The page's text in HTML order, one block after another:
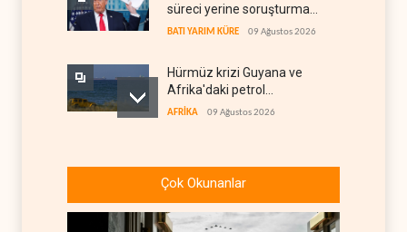
süreci yerine soruşturma
hazırlıyor
BATI YARIM KÜRE 09 Ağustos 2026
Hürmüz krizi Guyana ve
Afrika'daki petrol
üreticilerine yaradı
AFRİKA 09 Ağustos 2026
21 gün süre verdi
Çok Okunanlar